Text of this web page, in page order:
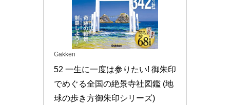
Gakken
52 一生に一度は参りたい! 御朱印
でめぐる全国の絶景寺社図鑑 (地
球の歩き方御朱印シリーズ)